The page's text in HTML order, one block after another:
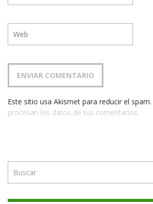
Este sitio usa Akismet para reducir el spam.
procesan los datos de tus comentarios.